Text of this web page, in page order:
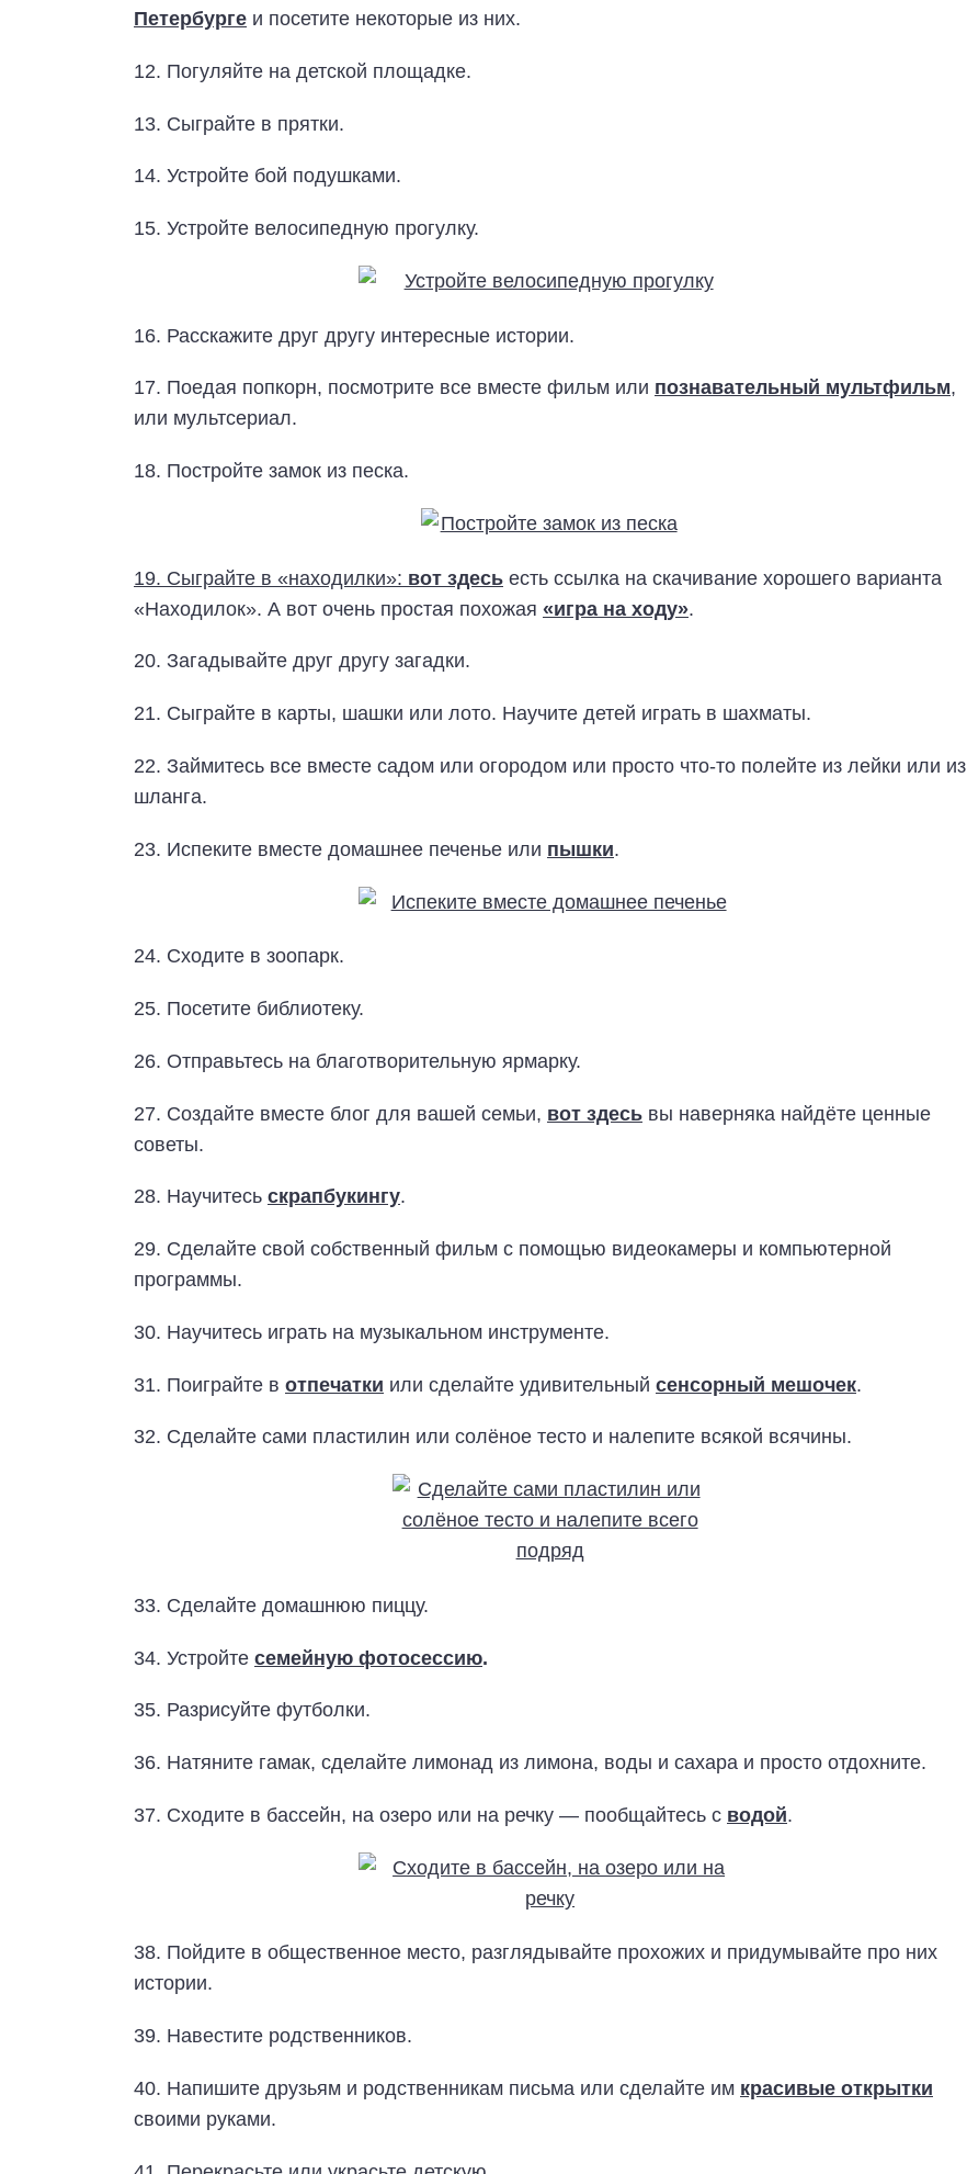
Петербурге и посетите некоторые из них.
12. Погуляйте на детской площадке.
13. Сыграйте в прятки.
14. Устройте бой подушками.
15. Устройте велосипедную прогулку.
16. Расскажите друг другу интересные истории.
17. Поедая попкорн, посмотрите все вместе фильм или познавательный мультфильм,
или мультсериал.
18. Постройте замок из песка.
19. Сыграйте в «находилки»: вот здесь есть ссылка на скачивание хорошего варианта
«Находилок». А вот очень простая похожая «игра на ходу».
20. Загадывайте друг другу загадки.
21. Сыграйте в карты, шашки или лото. Научите детей играть в шахматы.
22. Займитесь все вместе садом или огородом или просто что-то полейте из лейки или из
шланга.
23. Испеките вместе домашнее печенье или пышки.
24. Сходите в зоопарк.
25. Посетите библиотеку.
26. Отправьтесь на благотворительную ярмарку.
27. Создайте вместе блог для вашей семьи, вот здесь вы наверняка найдёте ценные
советы.
28. Научитесь скрапбукингу.
29. Сделайте свой собственный фильм с помощью видеокамеры и компьютерной
программы.
30. Научитесь играть на музыкальном инструменте.
31. Поиграйте в отпечатки или сделайте удивительный сенсорный мешочек.
32. Сделайте сами пластилин или солёное тесто и налепите всякой всячины.
33. Сделайте домашнюю пиццу.
34. Устройте семейную фотосессию.
35. Разрисуйте футболки.
36. Натяните гамак, сделайте лимонад из лимона, воды и сахара и просто отдохните.
37. Сходите в бассейн, на озеро или на речку — пообщайтесь с водой.
38. Пойдите в общественное место, разглядывайте прохожих и придумывайте про них
истории.
39. Навестите родственников.
40. Напишите друзьям и родственникам письма или сделайте им красивые открытки
своими руками.